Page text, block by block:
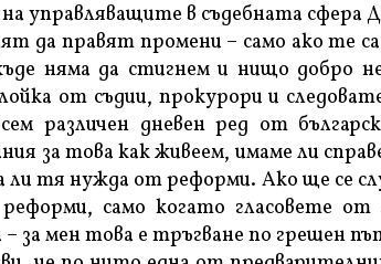
управляващите в съдебната сфера
да правят промени – само ако те
няма да стигнем и нищо добро
от съдии, прокурори и
различен дневен ред от
за това как живеем, имаме ли
ли тя нужда от реформи. Ако ще се
само когато гласовете от
– за мен това е тръгване по грешен